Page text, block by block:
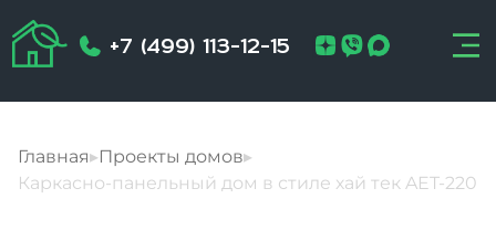
+7 (499) 113-12-15
Главная▸Проекты домов▸
Каркасно-панельный дом в стиле хай тек AET-220